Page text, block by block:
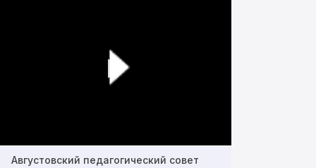
Августовский педагогический совет